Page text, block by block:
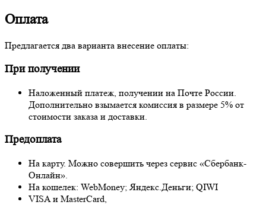
Оплата
Предлагается два варианта внесение оплаты:
При получении
Наложенный платеж, получении на Почте России.
Дополнительно взымается комиссия в размере 5% от
стоимости заказа и доставки.
Предоплата
На карту. Можно совершить через сервис «Сбербанк-
Онлайн».
На кошелек: WebMoney; Яндекс.Деньги; QIWI
VISA и MasterCard,